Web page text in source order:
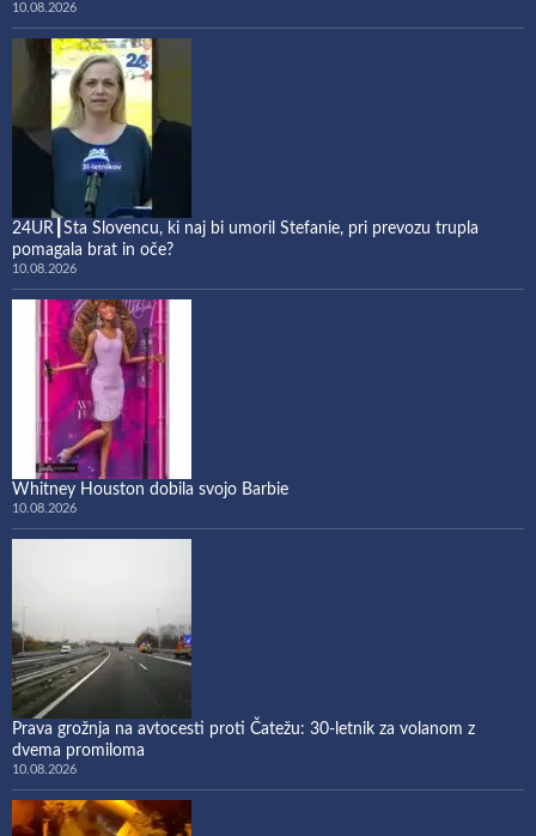
10.08.2026
24UR┃Sta Slovencu, ki naj bi umoril Stefanie, pri prevozu trupla
pomagala brat in oče?
10.08.2026
Whitney Houston dobila svojo Barbie
10.08.2026
Prava grožnja na avtocesti proti Čatežu: 30-letnik za volanom z
dvema promiloma
10.08.2026